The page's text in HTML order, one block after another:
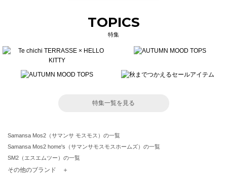
TOPICS
特集
特集一覧を見る
Samansa Mos2（サマンサ モスモス）の一覧
Samansa Mos2 home's（サマンサモスモスホームズ）の一覧
SM2（エスエムツー）の一覧
TSUHARU by Samansa Mos2（ツハルバイサマンサモスモス）の一覧
その他のブランド ＋